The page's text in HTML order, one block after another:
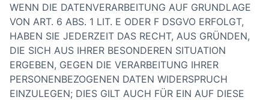
WENN DIE DATENVERARBEITUNG AUF GRUNDLAGE
VON ART. 6 ABS. 1 LIT. E ODER F DSGVO ERFOLGT,
HABEN SIE JEDERZEIT DAS RECHT, AUS GRÜNDEN,
DIE SICH AUS IHRER BESONDEREN SITUATION
ERGEBEN, GEGEN DIE VERARBEITUNG IHRER
PERSONENBEZOGENEN DATEN WIDERSPRUCH
EINZULEGEN; DIES GILT AUCH FÜR EIN AUF DIESE